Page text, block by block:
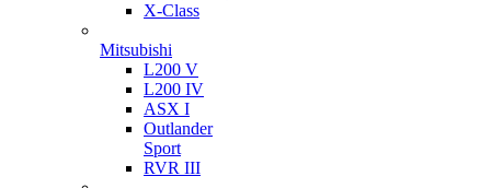
X-Class
Mitsubishi
L200 V
L200 IV
ASX I
Outlander
Sport
RVR III